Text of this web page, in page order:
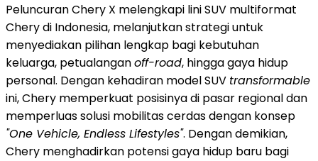
Peluncuran Chery X melengkapi lini SUV multiformat
Chery di Indonesia, melanjutkan strategi untuk
menyediakan pilihan lengkap bagi kebutuhan
keluarga, petualanganoff-road, hingga gaya hidup
personal. Dengan kehadiran model SUV transformable
ini, Chery memperkuat posisinya di pasar regional dan
memperluas solusi mobilitas cerdas dengan konsep
"One Vehicle, Endless Lifestyles". Dengan demikian,
Chery menghadirkan potensi gaya hidup baru bagi